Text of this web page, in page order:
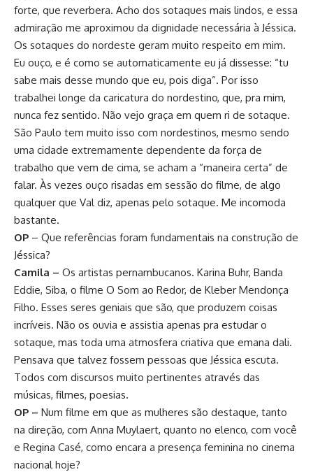
forte, que reverbera. Acho dos sotaques mais lindos, e essa
admiração me aproximou da dignidade necessária à Jéssica.
Os sotaques do nordeste geram muito respeito em mim.
Eu ouço, e é como se automaticamente eu já dissesse: “tu
sabe mais desse mundo que eu, pois diga”. Por isso
trabalhei longe da caricatura do nordestino, que, pra mim,
nunca fez sentido. Não vejo graça em quem ri de sotaque.
São Paulo tem muito isso com nordestinos, mesmo sendo
uma cidade extremamente dependente da força de
trabalho que vem de cima, se acham a “maneira certa” de
falar. Às vezes ouço risadas em sessão do filme, de algo
qualquer que Val diz, apenas pelo sotaque. Me incomoda
bastante.
OP – Que referências foram fundamentais na construção de
Jéssica?
Camila – Os artistas pernambucanos. Karina Buhr, Banda
Eddie, Siba, o filme O Som ao Redor, de Kleber Mendonça
Filho. Esses seres geniais que são, que produzem coisas
incríveis. Não os ouvia e assistia apenas pra estudar o
sotaque, mas toda uma atmosfera criativa que emana dali.
Pensava que talvez fossem pessoas que Jéssica escuta.
Todos com discursos muito pertinentes através das
músicas, filmes, poesias.
OP – Num filme em que as mulheres são destaque, tanto
na direção, com Anna Muylaert, quanto no elenco, com você
e Regina Casé, como encara a presença feminina no cinema
nacional hoje?